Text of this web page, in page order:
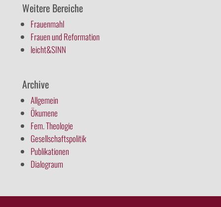
Weitere Bereiche
Frauenmahl
Frauen und Reformation
leicht&SINN
Archive
Allgemein
Ökumene
Fem. Theologie
Gesellschaftspolitik
Publikationen
Dialograum